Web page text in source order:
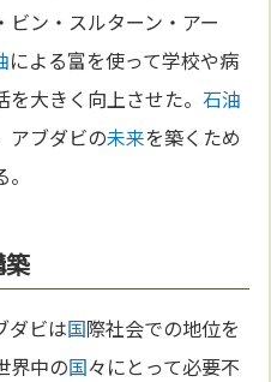
ン・スルターン・アー
による富を使って学校や病
を大きく向上させた。石油
アブダビの未来を築くため
ダビは国際社会での地位を
界中の国々にとって必要不